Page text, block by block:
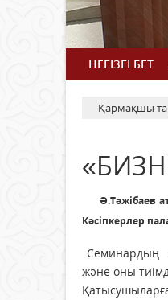
НЕГІЗГІ БЕТ
Қармақшы
Ә.Тәжібаев
Кәсіпкерлер
Семинардың
және оны